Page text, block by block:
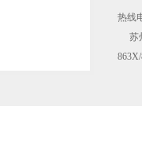
热线
苏